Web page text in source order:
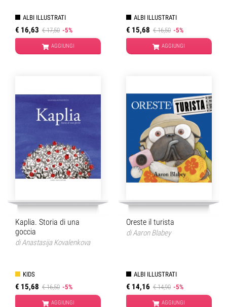
ALBI ILLUSTRATI
€ 16,63 € 17,50 -5%
AGGIUNGI
ALBI ILLUSTRATI
€ 15,68 € 16,50 -5%
AGGIUNGI
Kaplia. Storia di una
goccia
diAnastasija Kovalenkova
KIDS
€ 15,68 € 16,50 -5%
AGGIUNGI
Oreste il turista
diAaron Blabey
ALBI ILLUSTRATI
€ 14,16 € 14,90 -5%
AGGIUNGI